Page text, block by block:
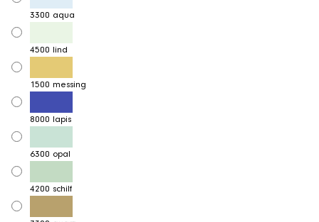
3300 aqua
4500 lind
1500 messing
8000 lapis
6300 opal
4200 schilf